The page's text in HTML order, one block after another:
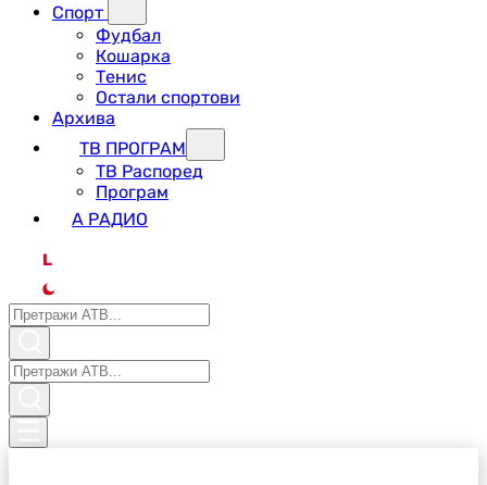
Спорт
Фудбал
Кошарка
Тенис
Остали спортови
Архива
ТВ ПРОГРАМ
ТВ Распоред
Програм
А РАДИО
L